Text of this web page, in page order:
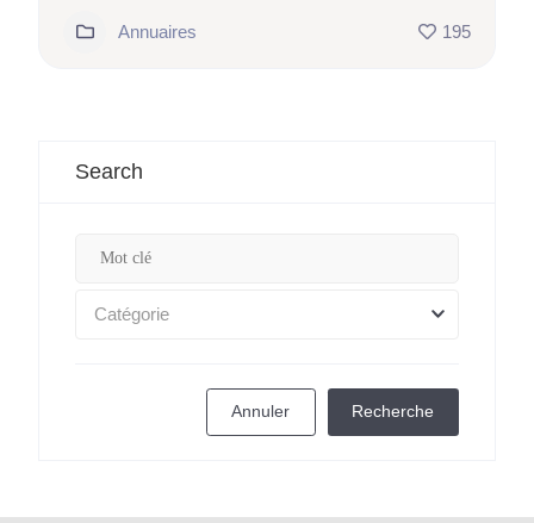
Annuaires 195
Search
Catégorie
Annuler Recherche